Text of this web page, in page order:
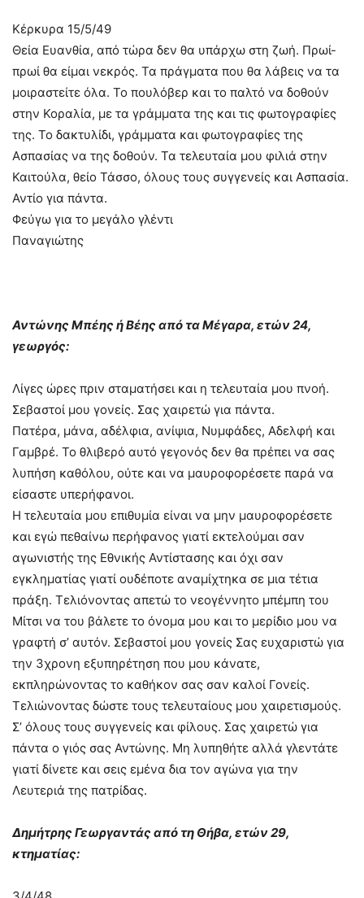
Κέρκυρα 15/5/49
Θεία Ευανθία, από τώρα δεν θα υπάρχω στη ζωή. Πρωί-
πρωί θα είμαι νεκρός. Τα πράγματα που θα λάβεις να τα
μοιραστείτε όλα. Το πουλόβερ και το παλτό να δοθούν
στην Κοραλία, με τα γράμματα της και τις φωτογραφίες
της. Το δακτυλίδι, γράμματα και φωτογραφίες της
Ασπασίας να της δοθούν. Τα τελευταία μου φιλιά στην
Καιτούλα, θείο Τάσσο, όλους τους συγγενείς και Ασπασία.
Αντίο για πάντα.
Φεύγω για το μεγάλο γλέντι
Παναγιώτης
Αντώνης Μπέης ή Βέης από τα Μέγαρα, ετών 24,
γεωργός:
Λίγες ώρες πριν σταματήσει και η τελευταία μου πνοή.
Σεβαστοί μου γονείς. Σας χαιρετώ για πάντα.
Πατέρα, μάνα, αδέλφια, ανίψια, Νυμφάδες, Αδελφή και
Γαμβρέ. Το θλιβερό αυτό γεγονός δεν θα πρέπει να σας
λυπήση καθόλου, ούτε και να μαυροφορέσετε παρά να
είσαστε υπερήφανοι.
Η τελευταία μου επιθυμία είναι να μην μαυροφορέσετε
και εγώ πεθαίνω περήφανος γιατί εκτελούμαι σαν
αγωνιστής της Εθνικής Αντίστασης και όχι σαν
εγκληματίας γιατί ουδέποτε αναμίχτηκα σε μια τέτια
πράξη. Τελιόνοντας απετώ το νεογέννητο μπέμπη του
Μίτσι να του βάλετε το όνομα μου και το μερίδιο μου να
γραφτή σ’ αυτόν. Σεβαστοί μου γονείς Σας ευχαριστώ για
την 3χρονη εξυπηρέτηση που μου κάνατε,
εκπληρώνοντας το καθήκον σας σαν καλοί Γονείς.
Τελιώνοντας δώστε τους τελευταίους μου χαιρετισμούς.
Σ’ όλους τους συγγενείς και φίλους. Σας χαιρετώ για
πάντα ο γιός σας Αντώνης. Μη λυπηθήτε αλλά γλεντάτε
γιατί δίνετε και σεις εμένα δια τον αγώνα για την
Λευτεριά της πατρίδας.
Δημήτρης Γεωργαντάς από τη Θήβα, ετών 29,
κτηματίας: